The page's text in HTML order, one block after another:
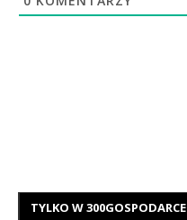
TYLKO W 300GOSPODARCE